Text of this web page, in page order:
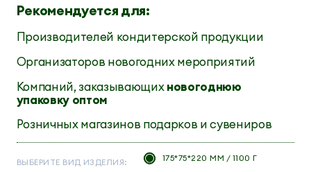
Рекомендуется для:
Производителей кондитерской продукции
Организаторов новогодних мероприятий
Компаний, заказывающихновогоднюю
упаковку оптом
Розничных магазинов подарков и сувениров
ВЫБЕРИТЕ ВИД ИЗДЕЛИЯ: 175*75*220 ММ / 1100 Г